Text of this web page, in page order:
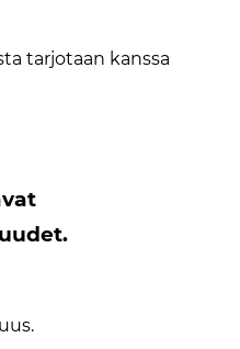
tarjotaan kanssa